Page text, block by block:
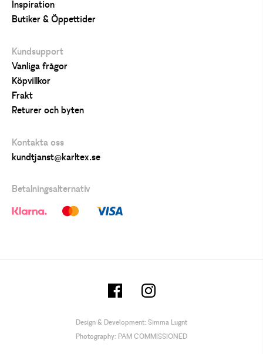
Inspiration
Butiker & Öppettider
Kundsupport
Vanliga frågor
Köpvillkor
Frakt
Returer och byten
Kontakta oss
kundtjanst@karltex.se
Betalningsalternativ
Design & Development: Simma Lugnt
Photography: PAM COMMISSIONED